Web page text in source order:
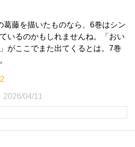
葛藤を描いたものなら、6巻はシン
いるのかもしれませんね。「おい
がここでまた出てくるとは。7巻
2026/04/11